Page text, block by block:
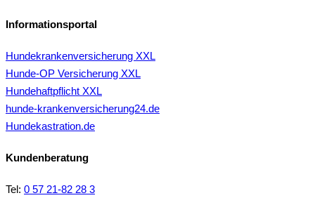
Informationsportal
Hundekrankenversicherung XXL
Hunde-OP Versicherung XXL
Hundehaftpflicht XXL
hunde-krankenversicherung24.de
Hundekastration.de
Kundenberatung
Tel: 0 57 21-82 28 3